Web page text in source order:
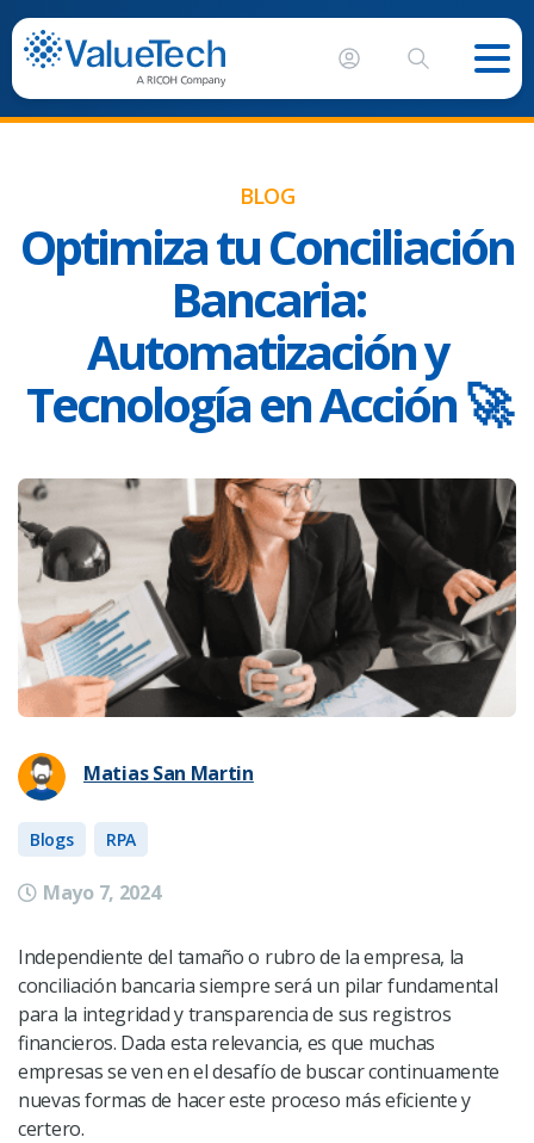
BLOG
Optimiza tu Conciliación
Bancaria:
Automatización y
Tecnología en Acción 🚀
Matias San Martin
Blogs RPA
Mayo 7, 2024
Independiente del tamaño o rubro de la empresa, la
conciliación bancaria siempre será un pilar fundamental
para la integridad y transparencia de sus registros
financieros. Dada esta relevancia, es que muchas
empresas se ven en el desafío de buscar continuamente
nuevas formas de hacer este proceso más eficiente y
certero.